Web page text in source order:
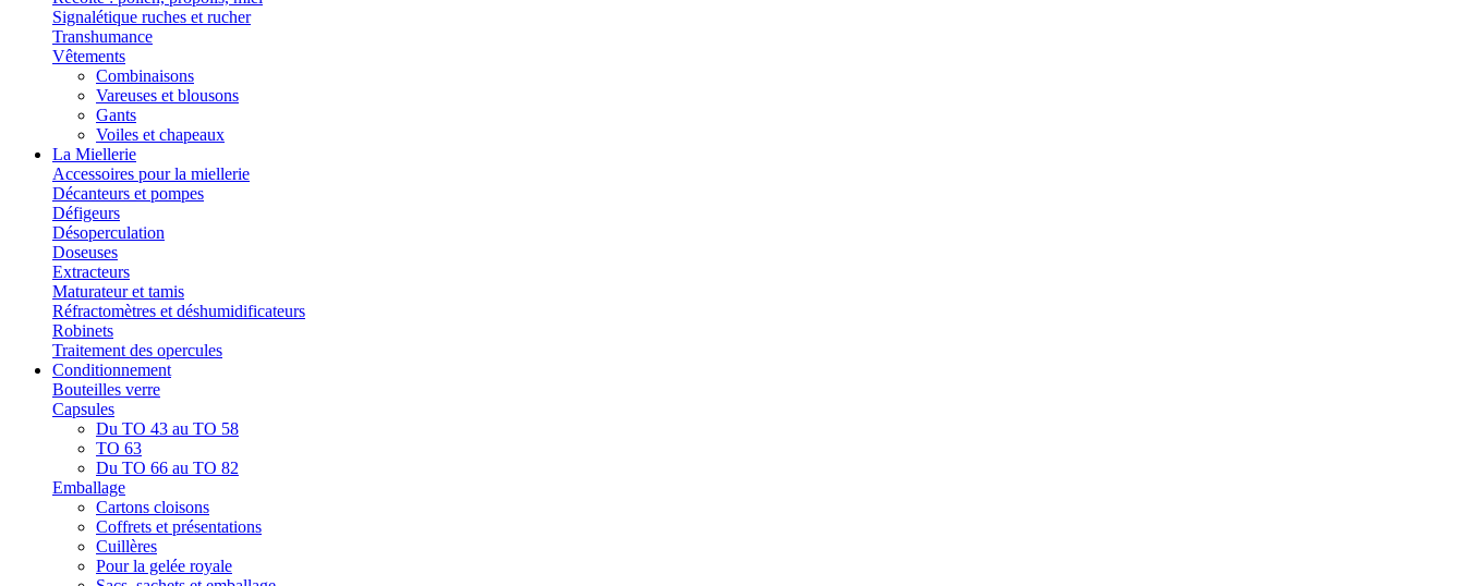
Signalétique ruches et rucher
Transhumance
Vêtements
Combinaisons
Vareuses et blousons
Gants
Voiles et chapeaux
La Miellerie
Accessoires pour la miellerie
Décanteurs et pompes
Défigeurs
Désoperculation
Doseuses
Extracteurs
Maturateur et tamis
Réfractomètres et déshumidificateurs
Robinets
Traitement des opercules
Conditionnement
Bouteilles verre
Capsules
Du TO 43 au TO 58
TO 63
Du TO 66 au TO 82
Emballage
Cartons cloisons
Coffrets et présentations
Cuillères
Pour la gelée royale